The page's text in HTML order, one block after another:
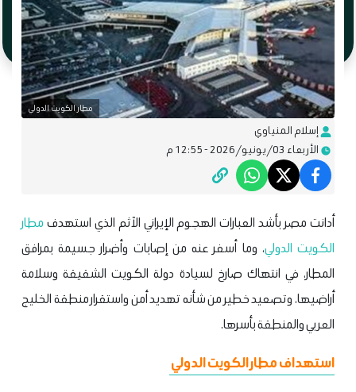
مطار الكويت الدولي
إسلام المنياوي
الأربعاء 03/يونيو/2026 - 12:55 م
أدانت مصر بأشد العبارات الهجوم الإيراني الآثم الذي استهدف مطار
الكويت الدولي، وما أسفر عنه من إصابات وأضرار جسيمة بمرافق
المطار، في انتهاك صارخ لسيادة دولة الكويت الشقيقة وسلامة
أراضيها، وتصعيد خطير من شأنه تهديد أمن واستقرار منطقة الخليج
العربي والمنطقة بأسرها.
استهداف مطار الكويت الدولي